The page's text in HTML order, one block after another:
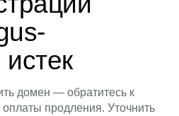
домен — обратитесь к
продления. Уточнить